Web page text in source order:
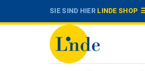
SIE SIND HIERLINDE SHOP